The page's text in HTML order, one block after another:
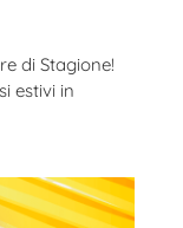
di Stagione!
estivi in